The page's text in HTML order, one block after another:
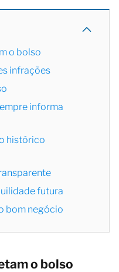
o bolso
infrações
informa
histórico
futura
bom negócio
o bolso